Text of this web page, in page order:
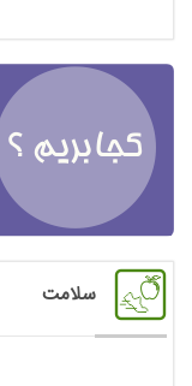
سلامت